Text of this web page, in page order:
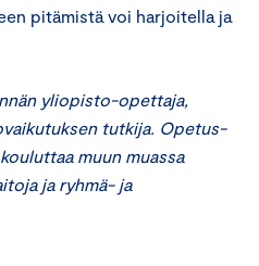
pitämistä voi harjoitella ja
yliopisto-opettaja,
tutkija. Opetus-
muun muassa
ja ryhmä- ja